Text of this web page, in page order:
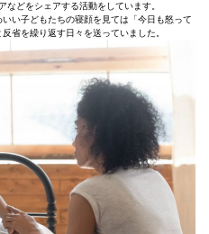
などをシェアする活動をしています。
い子どもたちの寝顔を見ては「今日も怒って
省を繰り返す日々を送っていました。